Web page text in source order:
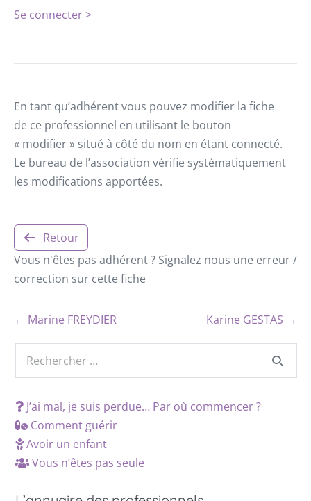
Se connecter >
En tant qu’adhérent vous pouvez modifier la fiche
de ce professionnel en utilisant le bouton
« modifier » situé à côté du nom en étant connecté.
Le bureau de l’association vérifie systématiquement
les modifications apportées.
Retour
Vous n'êtes pas adhérent ? Signalez nous une erreur /
correction sur cette fiche
← Marine FREYDIER Karine GESTAS →
J’ai mal, je suis perdue… Par où commencer ?
Comment guérir
Avoir un enfant
Vous n’êtes pas seule